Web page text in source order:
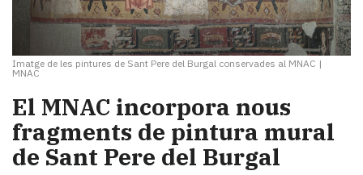
Imatge de les pintures de Sant Pere del Burgal conservades al MNAC |
MNAC
El MNAC incorpora nous
fragments de pintura mural
de Sant Pere del Burgal